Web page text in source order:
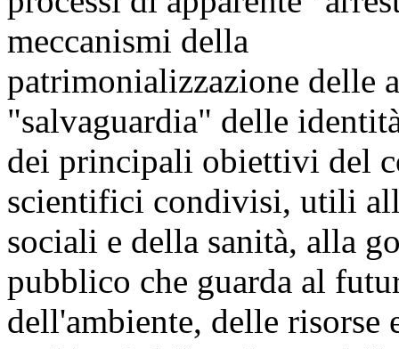
meccanismi della
patrimonializzazione delle
"salvaguardia" delle
dei principali obiettivi del
scientifici condivisi, utili
sociali e della sanità, alla
pubblico che guarda al
dell'ambiente, delle risorse